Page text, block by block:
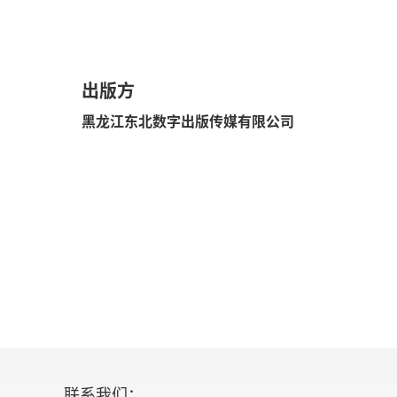
附录最近史学之趋势
出版方
黑龙江东北数字出版传媒有限公司